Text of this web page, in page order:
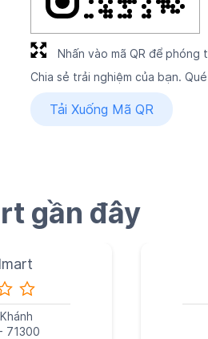
Chia sẻ trải nghiệm của bạn.
Tải Xuống Mã QR
Nhấn vào mã QR để phóng
gần đây
71300